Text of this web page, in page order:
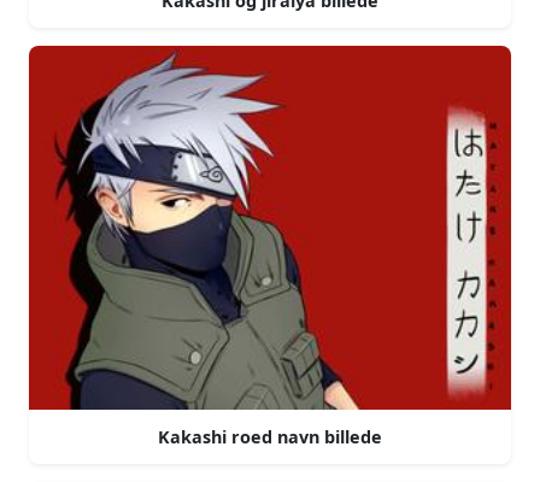
Kakashi roed navn billede